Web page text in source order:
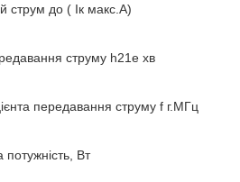
струм до ( Iк макс.А)
струму h21е хв
передавання струму f г.МГц
Вт